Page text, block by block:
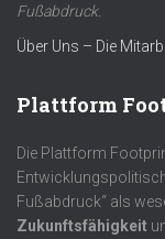
Fußabdruck.
Über Uns – Die
Plattform
Die Plattform
Fußabdruck“ als
Zukunftsfähigkeit